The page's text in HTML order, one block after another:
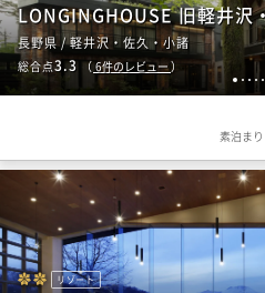
1 2 3 4 5
LONGINGHOUSE 旧軽井沢
長野県 / 軽井沢・佐久・小諸
総合点3.3 （6件のレビュー）
素泊まり
リゾート